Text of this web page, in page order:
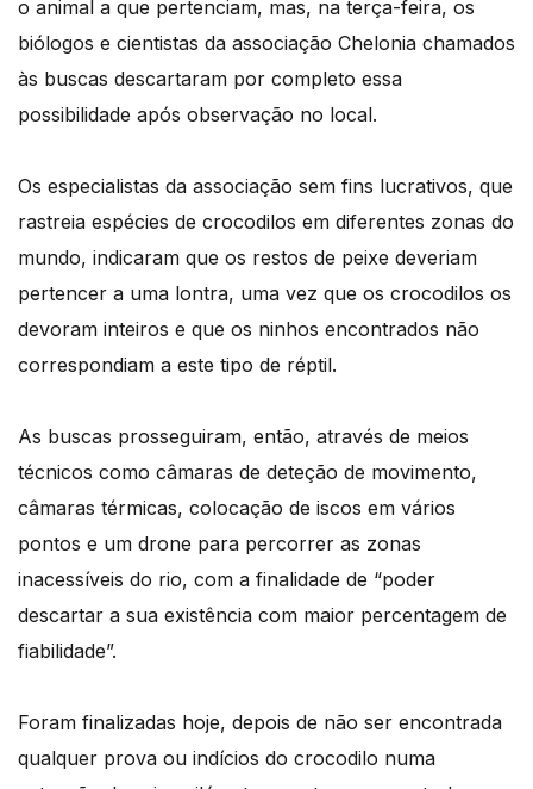
o animal a que pertenciam, mas, na terça-feira, os
biólogos e cientistas da associação Chelonia chamados
às buscas descartaram por completo essa
possibilidade após observação no local.
Os especialistas da associação sem fins lucrativos, que
rastreia espécies de crocodilos em diferentes zonas do
mundo, indicaram que os restos de peixe deveriam
pertencer a uma lontra, uma vez que os crocodilos os
devoram inteiros e que os ninhos encontrados não
correspondiam a este tipo de réptil.
As buscas prosseguiram, então, através de meios
técnicos como câmaras de deteção de movimento,
câmaras térmicas, colocação de iscos em vários
pontos e um drone para percorrer as zonas
inacessíveis do rio, com a finalidade de “poder
descartar a sua existência com maior percentagem de
fiabilidade”.
Foram finalizadas hoje, depois de não ser encontrada
qualquer prova ou indícios do crocodilo numa